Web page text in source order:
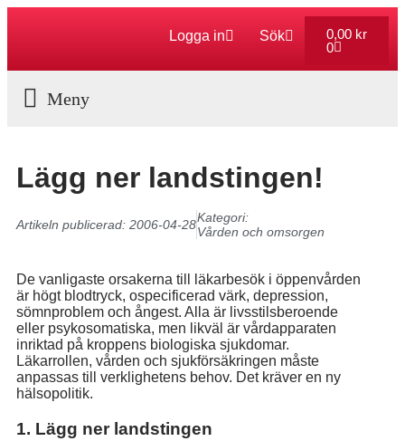
Logga in Sök 0,00 kr
0
Lägg ner landstingen!
Artikeln publicerad: 2006-04-28Kategori:
Vården och omsorgen
De vanligaste orsakerna till läkarbesök i öppenvården
är högt blodtryck, ospecificerad värk, depression,
sömnproblem och ångest. Alla är livsstilsberoende
eller psykosomatiska, men likväl är vårdapparaten
inriktad på kroppens biologiska sjukdomar.
Läkarrollen, vården och sjukförsäkringen måste
anpassas till verklighetens behov. Det kräver en ny
hälsopolitik.
1. Lägg ner landstingen